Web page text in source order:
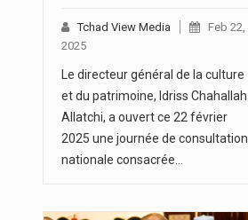
Tchad View Media
Feb 22,
2025
Le directeur général de la culture
et du patrimoine, Idriss Chahallah
Allatchi, a ouvert ce 22 février
2025 une journée de consultation
nationale consacrée…